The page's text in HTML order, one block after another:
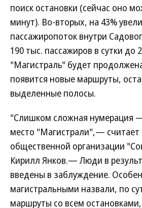
поиск остановки (сейчас оно
минут). Во-вторых, на 43%
пассажиропоток внутри
190 тыс. пассажиров в сутки до
"Магистраль" будет
появится новые маршруты,
выделенные полосы.
"Слишком сложная нумерация
место "Магистрали",— считает
общественной организации
Кирилл Янков.— Люди в
введены в заблуждение.
магистральными назвали, по
маршруты со всем